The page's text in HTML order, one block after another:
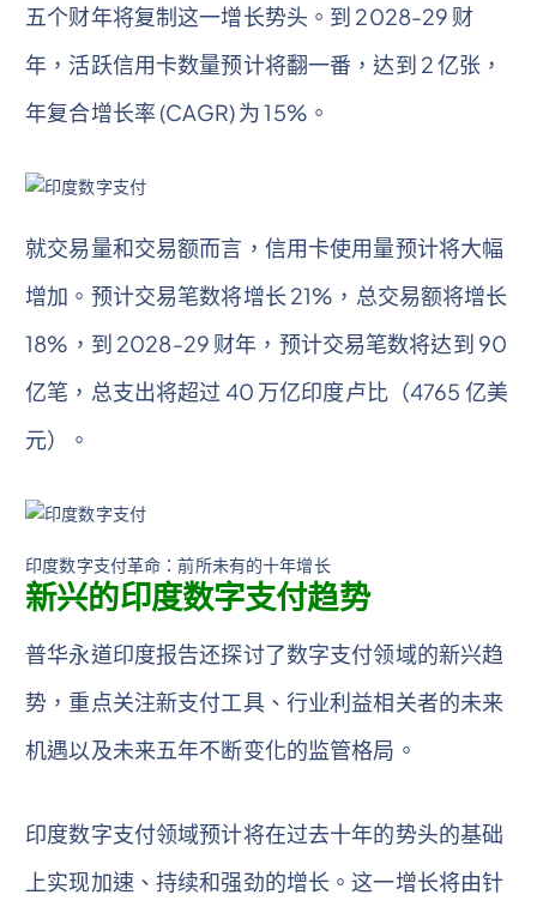
五个财年将复制这一增长势头。到 2028-29 财
年，活跃信用卡数量预计将翻一番，达到 2 亿张，
年复合增长率 (CAGR) 为 15%。
就交易量和交易额而言，信用卡使用量预计将大幅
增加。预计交易笔数将增长 21%，总交易额将增长
18%，到 2028-29 财年，预计交易笔数将达到 90
亿笔，总支出将超过 40 万亿印度卢比（4765 亿美
元）。
印度数字支付革命：前所未有的十年增长
新兴的印度数字支付趋势
普华永道印度报告还探讨了数字支付领域的新兴趋
势，重点关注新支付工具、行业利益相关者的未来
机遇以及未来五年不断变化的监管格局。
印度数字支付领域预计将在过去十年的势头的基础
上实现加速、持续和强劲的增长。这一增长将由针